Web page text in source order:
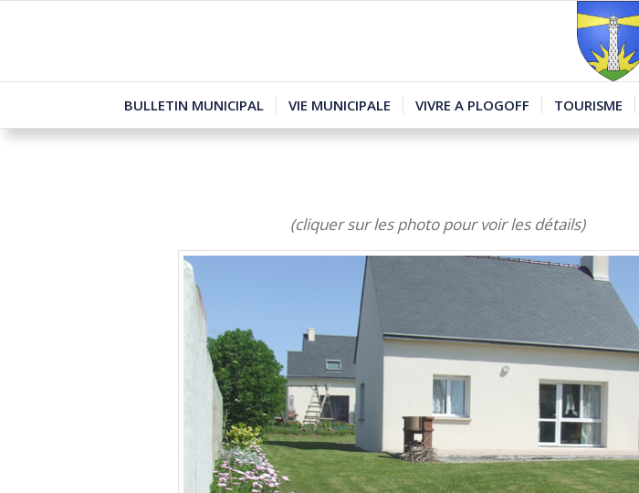
BULLETIN MUNICIPAL VIE MUNICIPALE VIVRE A PLOGOFF TOURISME
(cliquer sur les photo pour voir les détails)–